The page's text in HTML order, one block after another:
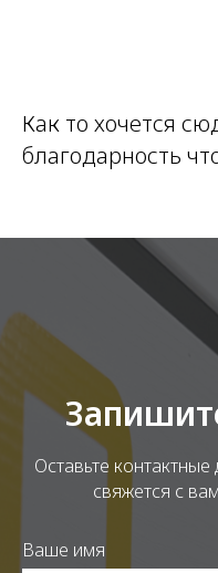
Как то хочется
благодарность
Оставьте
свяжется с
Ваше имя